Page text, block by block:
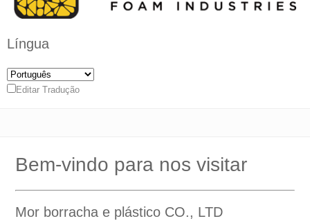
Língua
Editar Tradução
Bem-vindo para nos visitar
Mor borracha e plástico CO., LTD